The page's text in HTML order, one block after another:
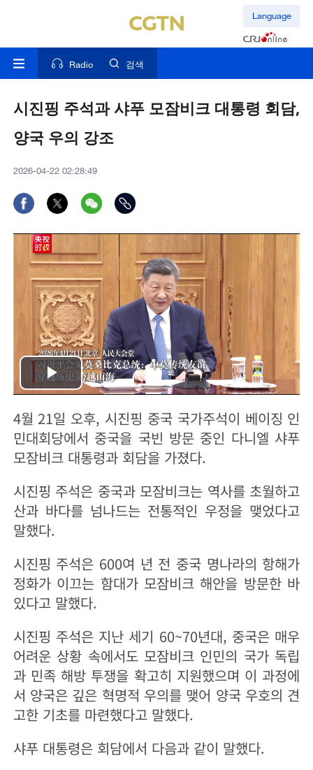
Language
Radio 검색
시진핑 주석과 샤푸 모잠비크 대통령 회담,
양국 우의 강조
2026-04-22 02:28:49
Play
Video
4월 21일 오후, 시진핑 중국 국가주석이 베이징 인
민대회당에서 중국을 국빈 방문 중인 다니엘 샤푸
모잠비크 대통령과 회담을 가졌다.
시진핑 주석은 중국과 모잠비크는 역사를 초월하고
산과 바다를 넘나드는 전통적인 우정을 맺었다고
말했다.
시진핑 주석은 600여 년 전 중국 명나라의 항해가
정화가 이끄는 함대가 모잠비크 해안을 방문한 바
있다고 말했다.
시진핑 주석은 지난 세기 60~70년대, 중국은 매우
어려운 상황 속에서도 모잠비크 인민의 국가 독립
과 민족 해방 투쟁을 확고히 지원했으며 이 과정에
서 양국은 깊은 혁명적 우의를 맺어 양국 우호의 견
고한 기초를 마련했다고 말했다.
샤푸 대통령은 회담에서 다음과 같이 말했다.